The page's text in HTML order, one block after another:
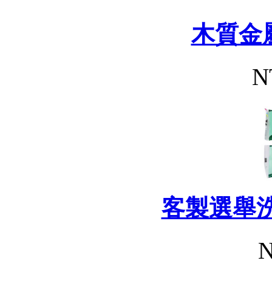
木質金
客製選舉